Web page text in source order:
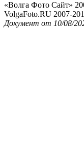
«Волга Фото Сайт»
VolgaFoto.RU 2007-
Документ от 10/08/